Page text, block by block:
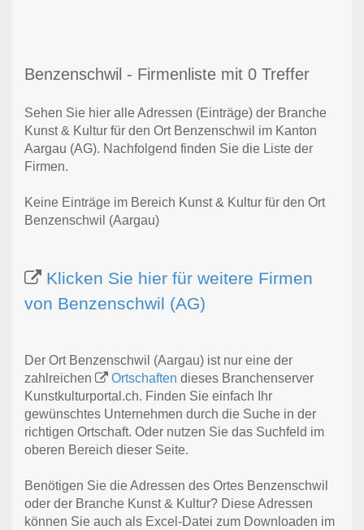
Benzenschwil - Firmenliste mit 0 Treffer
Sehen Sie hier alle Adressen (Einträge) der Branche
Kunst & Kultur für den Ort Benzenschwil im Kanton
Aargau (AG). Nachfolgend finden Sie die Liste der
Firmen.
Keine Einträge im Bereich Kunst & Kultur für den Ort
Benzenschwil (Aargau)
Klicken Sie hier für weitere Firmen
von Benzenschwil (AG)
Der Ort Benzenschwil (Aargau) ist nur eine der
zahlreichen
Ortschaften dieses Branchenserver
Kunstkulturportal.ch. Finden Sie einfach Ihr
gewünschtes Unternehmen durch die Suche in der
richtigen Ortschaft. Oder nutzen Sie das Suchfeld im
oberen Bereich dieser Seite.
Benötigen Sie die Adressen des Ortes Benzenschwil
oder der Branche Kunst & Kultur? Diese Adressen
können Sie auch als Excel-Datei zum Downloaden im